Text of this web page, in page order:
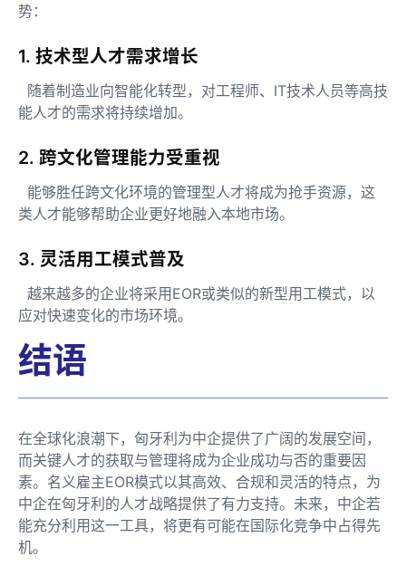
势：
1. 技术型人才需求增长
随着制造业向智能化转型，对工程师、IT技术人员等高技
能人才的需求将持续增加。
2. 跨文化管理能力受重视
能够胜任跨文化环境的管理型人才将成为抢手资源，这
类人才能够帮助企业更好地融入本地市场。
3. 灵活用工模式普及
越来越多的企业将采用EOR或类似的新型用工模式，以
应对快速变化的市场环境。
结语
在全球化浪潮下，匈牙利为中企提供了广阔的发展空间，
而关键人才的获取与管理将成为企业成功与否的重要因
素。名义雇主EOR模式以其高效、合规和灵活的特点，为
中企在匈牙利的人才战略提供了有力支持。未来，中企若
能充分利用这一工具，将更有可能在国际化竞争中占得先
机。